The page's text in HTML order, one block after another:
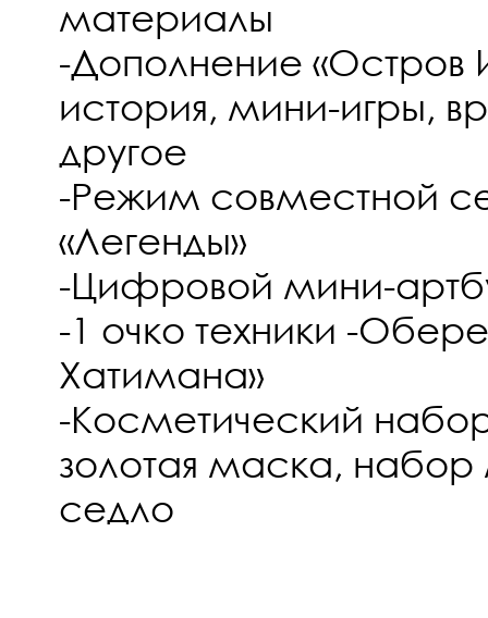
материалы
-Дополнение «Остров
история, мини-игры,
другое
-Режим совместной
«Легенды»
-Цифровой мини-
-1 очко техники -
Хатимана»
-Косметический
золотая маска,
седло